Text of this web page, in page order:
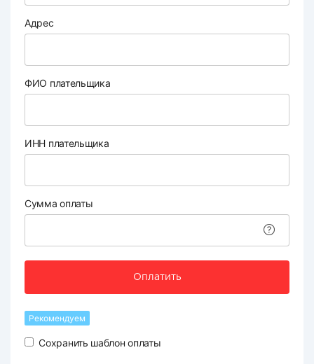
Адрес
ФИО плательщика
ИНН плательщика
Сумма оплаты
Оплатить
Рекомендуем
Сохранить шаблон оплаты